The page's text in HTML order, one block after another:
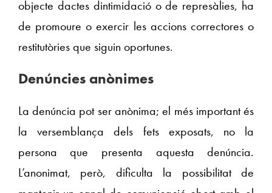
objecte dactes dintimidació o de represàlies, ha
de promoure o exercir les accions correctores o
restitutòries que siguin oportunes.
Denúncies anònimes
La denúncia pot ser anònima; el més important és
la versemblança dels fets exposats, no la
persona que presenta aquesta denúncia.
L’anonimat, però, dificulta la possibilitat de